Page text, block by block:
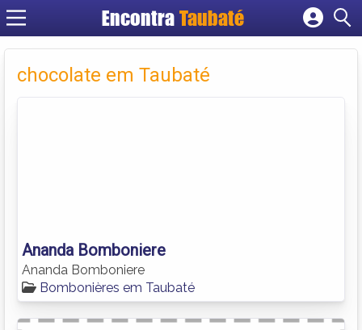
EncontraTaubaté
Cadastrar empresa
Criar conta
chocolate em Taubaté
Ananda Bomboniere
Ananda Bomboniere
Bombonières em Taubaté